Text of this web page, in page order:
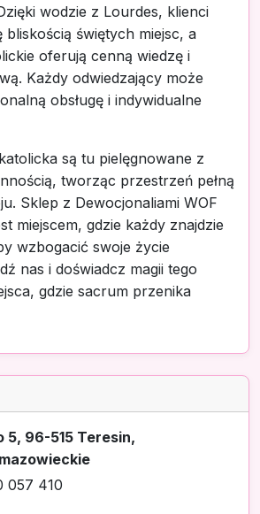
wodzie z Lourdes, klienci
bliskością świętych miejsc, a
oferują cenną wiedzę i
Każdy odwiedzający może
obsługę i indywidualne
są tu pielęgnowane z
tworząc przestrzeń pełną
Sklep z Dewocjonaliami WOF
miejscem, gdzie każdy znajdzie
wzbogacić swoje życie
nas i doświadcz magii tego
gdzie sacrum przenika
5, 96-515 Teresin,
057 410